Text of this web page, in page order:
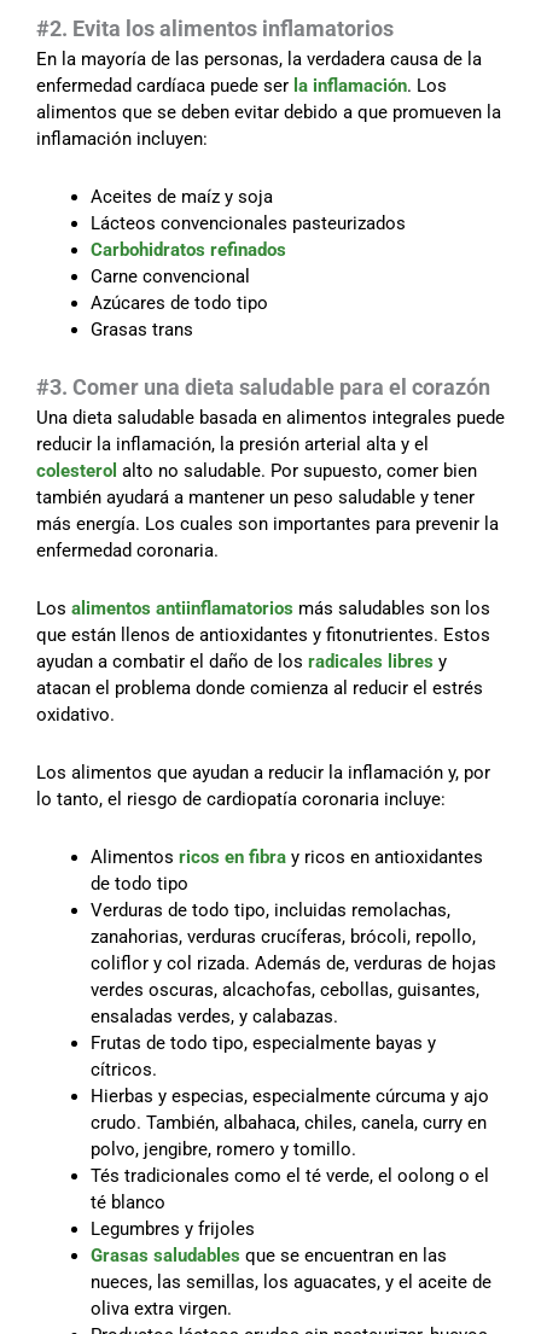
#2. Evita los alimentos inflamatorios
En la mayoría de las personas, la verdadera causa de la
enfermedad cardíaca puede ser la inflamación. Los
alimentos que se deben evitar debido a que promueven la
inflamación incluyen:
Aceites de maíz y soja
Lácteos convencionales pasteurizados
Carbohidratos refinados
Carne convencional
Azúcares de todo tipo
Grasas trans
#3. Comer una dieta saludable para el corazón
Una dieta saludable basada en alimentos integrales puede
reducir la inflamación, la presión arterial alta y el
colesterol alto no saludable. Por supuesto, comer bien
también ayudará a mantener un peso saludable y tener
más energía. Los cuales son importantes para prevenir la
enfermedad coronaria.
Los alimentos antiinflamatorios más saludables son los
que están llenos de antioxidantes y fitonutrientes. Estos
ayudan a combatir el daño de los radicales libres y
atacan el problema donde comienza al reducir el estrés
oxidativo.
Los alimentos que ayudan a reducir la inflamación y, por
lo tanto, el riesgo de cardiopatía coronaria incluye:
Alimentos ricos en fibra y ricos en antioxidantes
de todo tipo
Verduras de todo tipo, incluidas remolachas,
zanahorias, verduras crucíferas, brócoli, repollo,
coliflor y col rizada. Además de, verduras de hojas
verdes oscuras, alcachofas, cebollas, guisantes,
ensaladas verdes, y calabazas.
Frutas de todo tipo, especialmente bayas y
cítricos.
Hierbas y especias, especialmente cúrcuma y ajo
crudo. También, albahaca, chiles, canela, curry en
polvo, jengibre, romero y tomillo.
Tés tradicionales como el té verde, el oolong o el
té blanco
Legumbres y frijoles
Grasas saludables que se encuentran en las
nueces, las semillas, los aguacates, y el aceite de
oliva extra virgen.